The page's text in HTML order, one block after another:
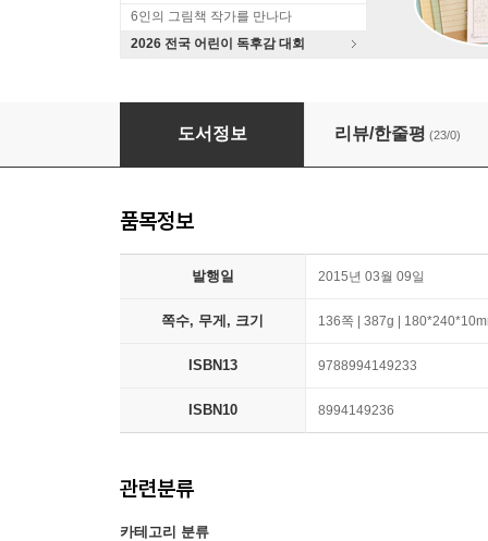
6인의 그림책 작가를 만나다
2026 전국 어린이 독후감 대회
내 마음에게 물어봐요
도서정보 리뷰/한줄평 (23/0)
품목정보
발행일 2015년 03월 09일
쪽수, 무게, 크기 136쪽 | 387g |
ISBN13 9788994149233
ISBN10 8994149236
관련분류
카테고리 분류